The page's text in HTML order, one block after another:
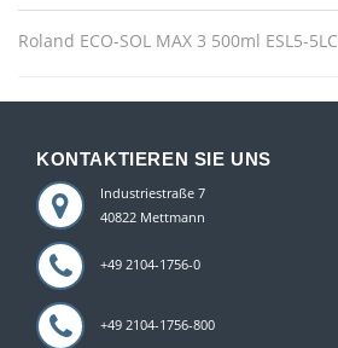
Roland ECO-SOL MAX 3 500ml ESL5-5LC
KONTAKTIEREN SIE UNS
Industriestraße 7
40822 Mettmann
+49 2104-1756-0
+49 2104-1756-800